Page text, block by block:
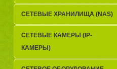
СЕТЕВЫЕ ХРАНИЛИЩА (NAS)
СЕТЕВЫЕ КАМЕРЫ (IP-
КАМЕРЫ)